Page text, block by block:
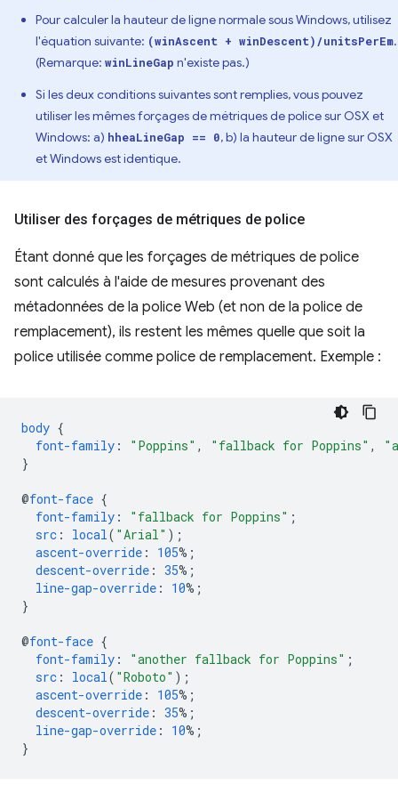
Pour calculer la hauteur de ligne normale sous Windows, utilisez
l'équation suivante: (winAscent + winDescent)/unitsPerEm.
(Remarque: winLineGap n'existe pas.)
Si les deux conditions suivantes sont remplies, vous pouvez
utiliser les mêmes forçages de métriques de police sur OSX et
Windows: a) hheaLineGap == 0, b) la hauteur de ligne sur OSX
et Windows est identique.
Utiliser des forçages de métriques de police
Étant donné que les forçages de métriques de police
sont calculés à l'aide de mesures provenant des
métadonnées de la police Web (et non de la police de
remplacement), ils restent les mêmes quelle que soit la
police utilisée comme police de remplacement. Exemple :
body {
font-family : "Poppins" , "fallback for Poppins" ,
}
@font-face {
font-family : "fallback for Poppins" ;
src : local( "Arial" );
ascent-override : 105%;
descent-override : 35%;
line-gap-override : 10%;
}
@font-face {
font-family : "another fallback for Poppins" ;
src : local( "Roboto" );
ascent-override : 105%;
descent-override : 35%;
line-gap-override : 10%;
}